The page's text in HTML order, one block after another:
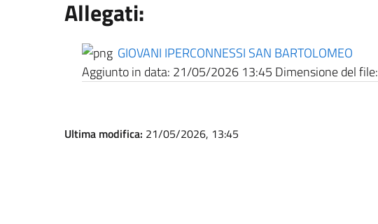
Allegati:
GIOVANI IPERCONNESSI SAN BARTOLOMEO
Aggiunto in data: 21/05/2026 13:45 Dimensione del file:
Ultima modifica: 21/05/2026, 13:45